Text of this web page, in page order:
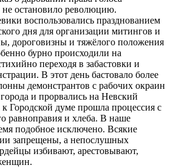
остановило революцию.
воспользовались празднованием
дня для организации митингов и
дороговизны и тяжёлого положения
бурно происходили на
переходя в забастовки и
В этот день бастовало более
демонстрантов с рабочих окраин
и прорвались на Невский
Городской думе прошла процессия с
равноправия и хлеба. В наше
подобное исключено. Всякие
запрещены, а непослушных
избивают, арестовывают,